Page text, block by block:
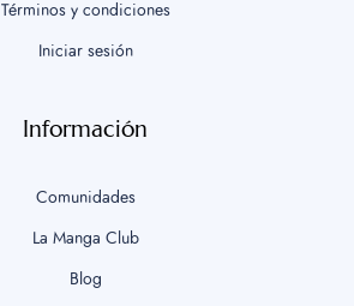
Términos y condiciones
Iniciar sesión
Información
Comunidades
La Manga Club
Blog